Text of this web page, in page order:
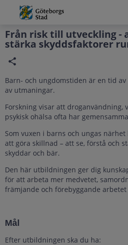
Grade
Portal
Från risk till utveckling -
stärka skyddsfaktorer
Barn- och ungdomstiden är en tid
av utmaningar.
Forskning visar att droganvändning,
psykisk ohälsa ofta har
Som vuxen i barns och ungas
att göra skillnad – att se, förstå och
skyddar och bär.
Den här utbildningen ger dig
för att arbeta mer medvetet,
främjande och förebyggande
Mål
Efter utbildningen ska du ha: